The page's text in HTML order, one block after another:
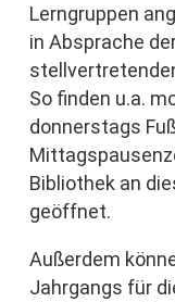
Lerngruppen
in Absprache
So finden u.a.
donnerstags
Bibliothek an
geöffnet.
Außerdem
Jahrgangs für